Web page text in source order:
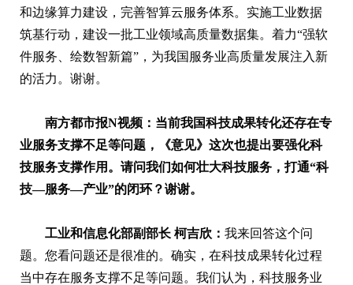
和边缘算力建设，完善智算云服务体系。实施工业数据
筑基行动，建设一批工业领域高质量数据集。着力“强软
件服务、绘数智新篇”，为我国服务业高质量发展注入新
的活力。谢谢。
南方都市报N视频：当前我国科技成果转化还存在专
业服务支撑不足等问题，《意见》这次也提出要强化科
技服务支撑作用。请问我们如何壮大科技服务，打通“科
技—服务—产业”的闭环？谢谢。
工业和信息化部副部长 柯吉欣： 我来回答这个问
题。您看问题还是很准的。确实，在科技成果转化过程
当中存在服务支撑不足等问题。我们认为，科技服务业